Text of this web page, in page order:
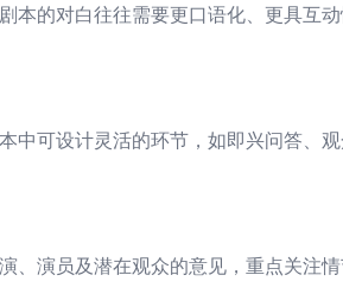
本的对白往往需要更口语化、更具互
中可设计灵活的环节，如即兴问答、
、演员及潜在观众的意见，重点关注